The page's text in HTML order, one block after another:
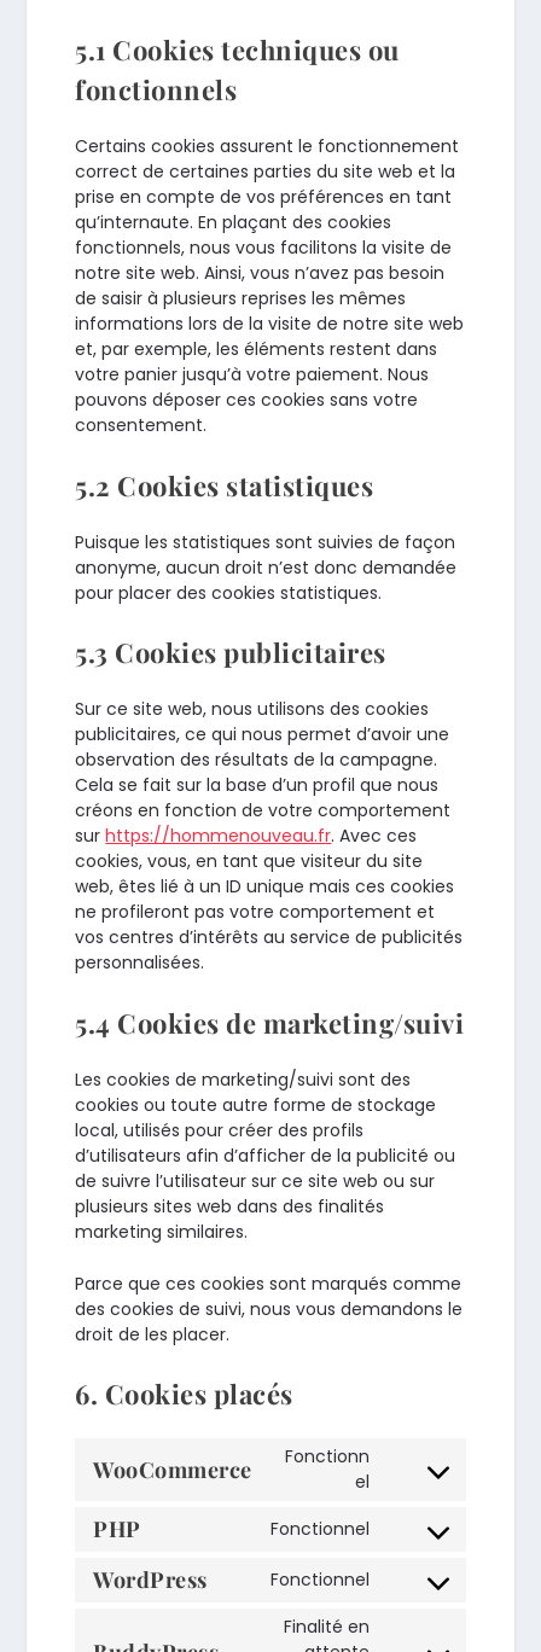
5.1 Cookies techniques ou
fonctionnels
Certains cookies assurent le fonctionnement
correct de certaines parties du site web et la
prise en compte de vos préférences en tant
qu’internaute. En plaçant des cookies
fonctionnels, nous vous facilitons la visite de
notre site web. Ainsi, vous n’avez pas besoin
de saisir à plusieurs reprises les mêmes
informations lors de la visite de notre site web
et, par exemple, les éléments restent dans
votre panier jusqu’à votre paiement. Nous
pouvons déposer ces cookies sans votre
consentement.
5.2 Cookies statistiques
Puisque les statistiques sont suivies de façon
anonyme, aucun droit n’est donc demandée
pour placer des cookies statistiques.
5.3 Cookies publicitaires
Sur ce site web, nous utilisons des cookies
publicitaires, ce qui nous permet d’avoir une
observation des résultats de la campagne.
Cela se fait sur la base d’un profil que nous
créons en fonction de votre comportement
surhttps://hommenouveau.fr. Avec ces
cookies, vous, en tant que visiteur du site
web, êtes lié à un ID unique mais ces cookies
ne profileront pas votre comportement et
vos centres d’intérêts au service de publicités
personnalisées.
5.4 Cookies de marketing/suivi
Les cookies de marketing/suivi sont des
cookies ou toute autre forme de stockage
local, utilisés pour créer des profils
d’utilisateurs afin d’afficher de la publicité ou
de suivre l’utilisateur sur ce site web ou sur
plusieurs sites web dans des finalités
marketing similaires.
Parce que ces cookies sont marqués comme
des cookies de suivi, nous vous demandons le
droit de les placer.
6. Cookies placés
WooCommerce
Fonctionn
el
Consent
service
PHP Fonctionnel
Consent
WordPress Fonctionnel
Consent
Finalité en